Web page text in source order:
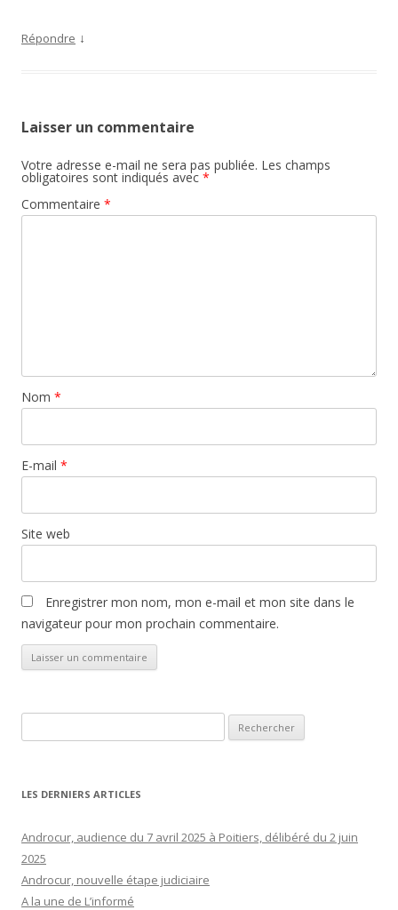
Répondre ↓
Laisser un commentaire
Votre adresse e-mail ne sera pas publiée. Les champs
obligatoires sont indiqués avec *
Commentaire *
Nom *
E-mail *
Site web
Enregistrer mon nom, mon e-mail et mon site dans le
navigateur pour mon prochain commentaire.
LES DERNIERS ARTICLES
Androcur, audience du 7 avril 2025 à Poitiers, délibéré du 2 juin
2025
Androcur, nouvelle étape judiciaire
A la une de L’informé